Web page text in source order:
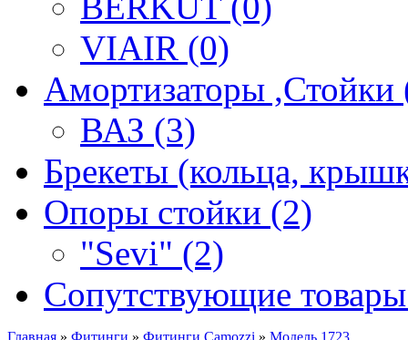
VIAIR (0)
Амортизаторы ,Стойки
ВАЗ (3)
Брекеты (кольца,
Опоры стойки (2)
"Sevi" (2)
Сопутствующие
Главная » Фитинги » Фитинги Camozzi » Модель 1723